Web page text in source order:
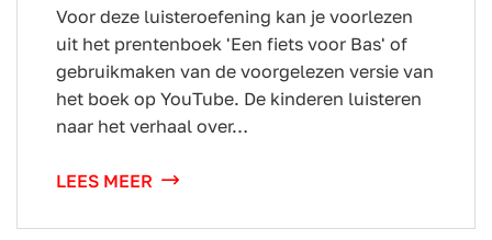
Voor deze luisteroefening kan je voorlezen
uit het prentenboek 'Een fiets voor Bas' of
gebruikmaken van de voorgelezen versie van
het boek op YouTube. De kinderen luisteren
naar het verhaal over…
LEES MEER